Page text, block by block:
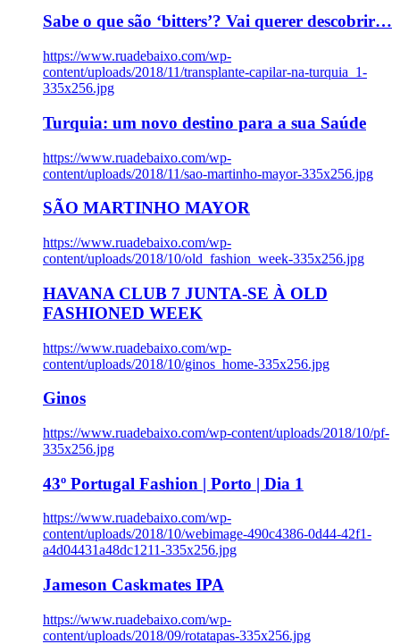
Sabe o que são ‘bitters’? Vai querer descobrir…
https://www.ruadebaixo.com/wp-
content/uploads/2018/11/transplante-capilar-na-turquia_1-
335x256.jpg
Turquia: um novo destino para a sua Saúde
https://www.ruadebaixo.com/wp-
content/uploads/2018/11/sao-martinho-mayor-335x256.jpg
SÃO MARTINHO MAYOR
https://www.ruadebaixo.com/wp-
content/uploads/2018/10/old_fashion_week-335x256.jpg
HAVANA CLUB 7 JUNTA-SE À OLD
FASHIONED WEEK
https://www.ruadebaixo.com/wp-
content/uploads/2018/10/ginos_home-335x256.jpg
Ginos
https://www.ruadebaixo.com/wp-content/uploads/2018/10/pf-
335x256.jpg
43º Portugal Fashion | Porto | Dia 1
https://www.ruadebaixo.com/wp-
content/uploads/2018/10/webimage-490c4386-0d44-42f1-
a4d04431a48dc1211-335x256.jpg
Jameson Caskmates IPA
https://www.ruadebaixo.com/wp-
content/uploads/2018/09/rotatapas-335x256.jpg